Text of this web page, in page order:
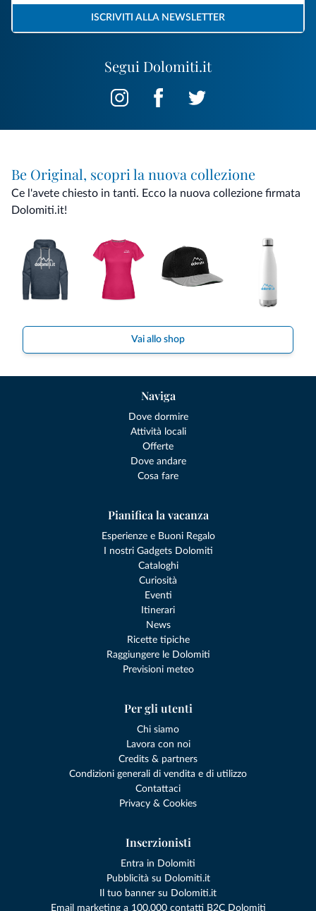
Segui Dolomiti.it
ISCRIVITI ALLA NEWSLETTER
Be Original, scopri la nuova collezione
Ce l'avete chiesto in tanti. Ecco la nuova collezione firmata
Dolomiti.it!
Vai allo shop
Naviga
Dove dormire
Attività locali
Offerte
Dove andare
Cosa fare
Pianifica la vacanza
Esperienze e Buoni Regalo
I nostri Gadgets Dolomiti
Cataloghi
Curiosità
Eventi
Itinerari
News
Ricette tipiche
Raggiungere le Dolomiti
Previsioni meteo
Per gli utenti
Chi siamo
Lavora con noi
Credits & partners
Condizioni generali di vendita e di utilizzo
Contattaci
Privacy & Cookies
Inserzionisti
Entra in Dolomiti
Pubblicità su Dolomiti.it
Il tuo banner su Dolomiti.it
Email marketing a 100.000 contatti B2C Dolomiti